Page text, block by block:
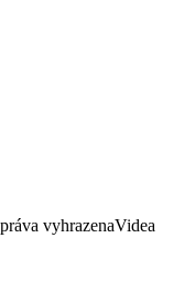
vyhrazenaVidea